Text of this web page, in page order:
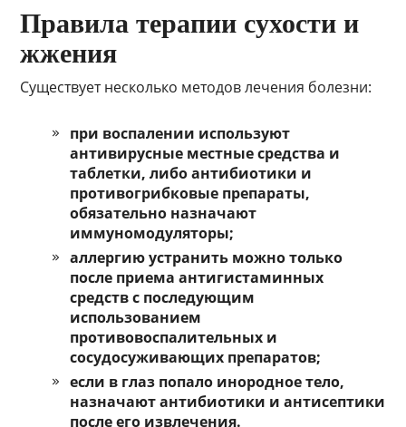
Правила терапии сухости и
жжения
Существует несколько методов лечения болезни:
при воспалении используют
антивирусные местные средства и
таблетки, либо антибиотики и
противогрибковые препараты,
обязательно назначают
иммуномодуляторы;
аллергию устранить можно только
после приема антигистаминных
средств с последующим
использованием
противовоспалительных и
сосудосуживающих препаратов;
если в глаз попало инородное тело,
назначают антибиотики и антисептики
после его извлечения.